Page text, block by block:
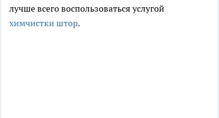
лучше всего воспользоваться услугой
химчистки штор.